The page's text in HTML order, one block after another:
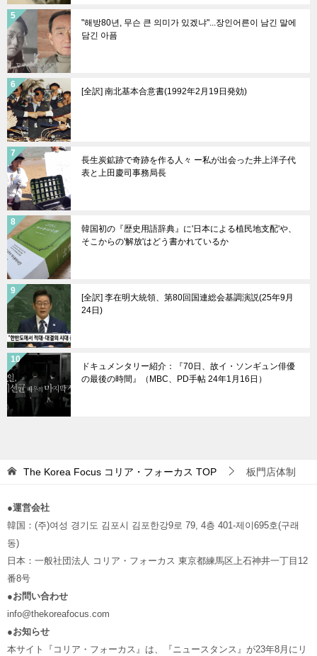
"해방80년, 무슨 큰 의미가 있겠냐"...장인어른이 남긴 말에
담긴 아픔
[全訳] 南北基本合意書(1992年2月19日発効)
長生炭鉱跡で奇跡を作る人々 ー私が出会った井上洋子代
表と上田慶司事務局長
韓国初の『歴史用語辞典』に'日本による植民地支配'や、
そこからの'解放'はどう書かれているか
[全訳] 李在明大統領、第80回国連総会基調演説(25年9月
24日)
ドキュメンタリー紹介：『70日、故イ・ソンギュン俳優
の最後の時間』（MBC、PD手帖 24年1月16日）
The Korea Focus コリア・フォーカス TOP 板門店体制
●運営会社
韓国：(주)여성 경기도 김포시 김포한강9로 79, 4층 401-제이695호(구래
동)
日本：一般社団法人 コリア・フォーカス 東京都練馬区上石神井一丁目12
番8号
●お問い合わせ
info@thekoreafocus.com
●お知らせ
本サイト『コリア・フォーカス』は、『ニュースタンス』が23年8月にリ